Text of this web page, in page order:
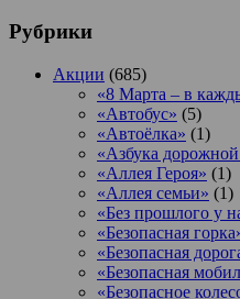
Рубрики
Акции (685)
«8 Марта – в
«Автобус» (5)
«Автоёлка» (1)
«Азбука дорожной
«Аллея Героя» (1)
«Аллея семьи» (1)
«Без прошлого у
«Безопасная
«Безопасная
«Безопасная
«Безопасное